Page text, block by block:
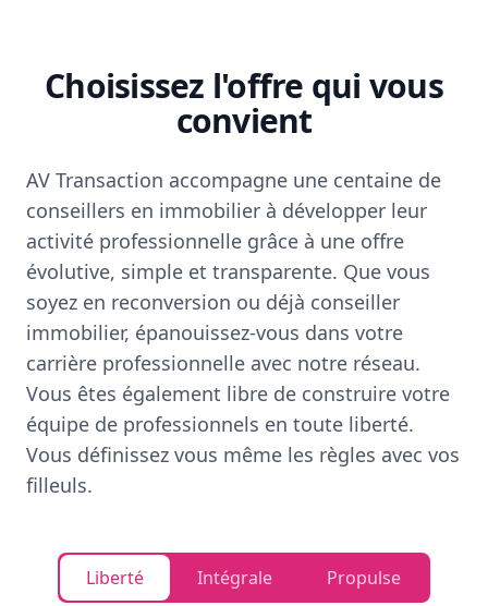
Choisissez l'offre qui vous
convient
AV Transaction accompagne une centaine de
conseillers en immobilier à développer leur
activité professionnelle grâce à une offre
évolutive, simple et transparente. Que vous
soyez en reconversion ou déjà conseiller
immobilier, épanouissez-vous dans votre
carrière professionnelle avec notre réseau.
Vous êtes également libre de construire votre
équipe de professionnels en toute liberté.
Vous définissez vous même les règles avec vos
filleuls.
Liberté Intégrale Propulse